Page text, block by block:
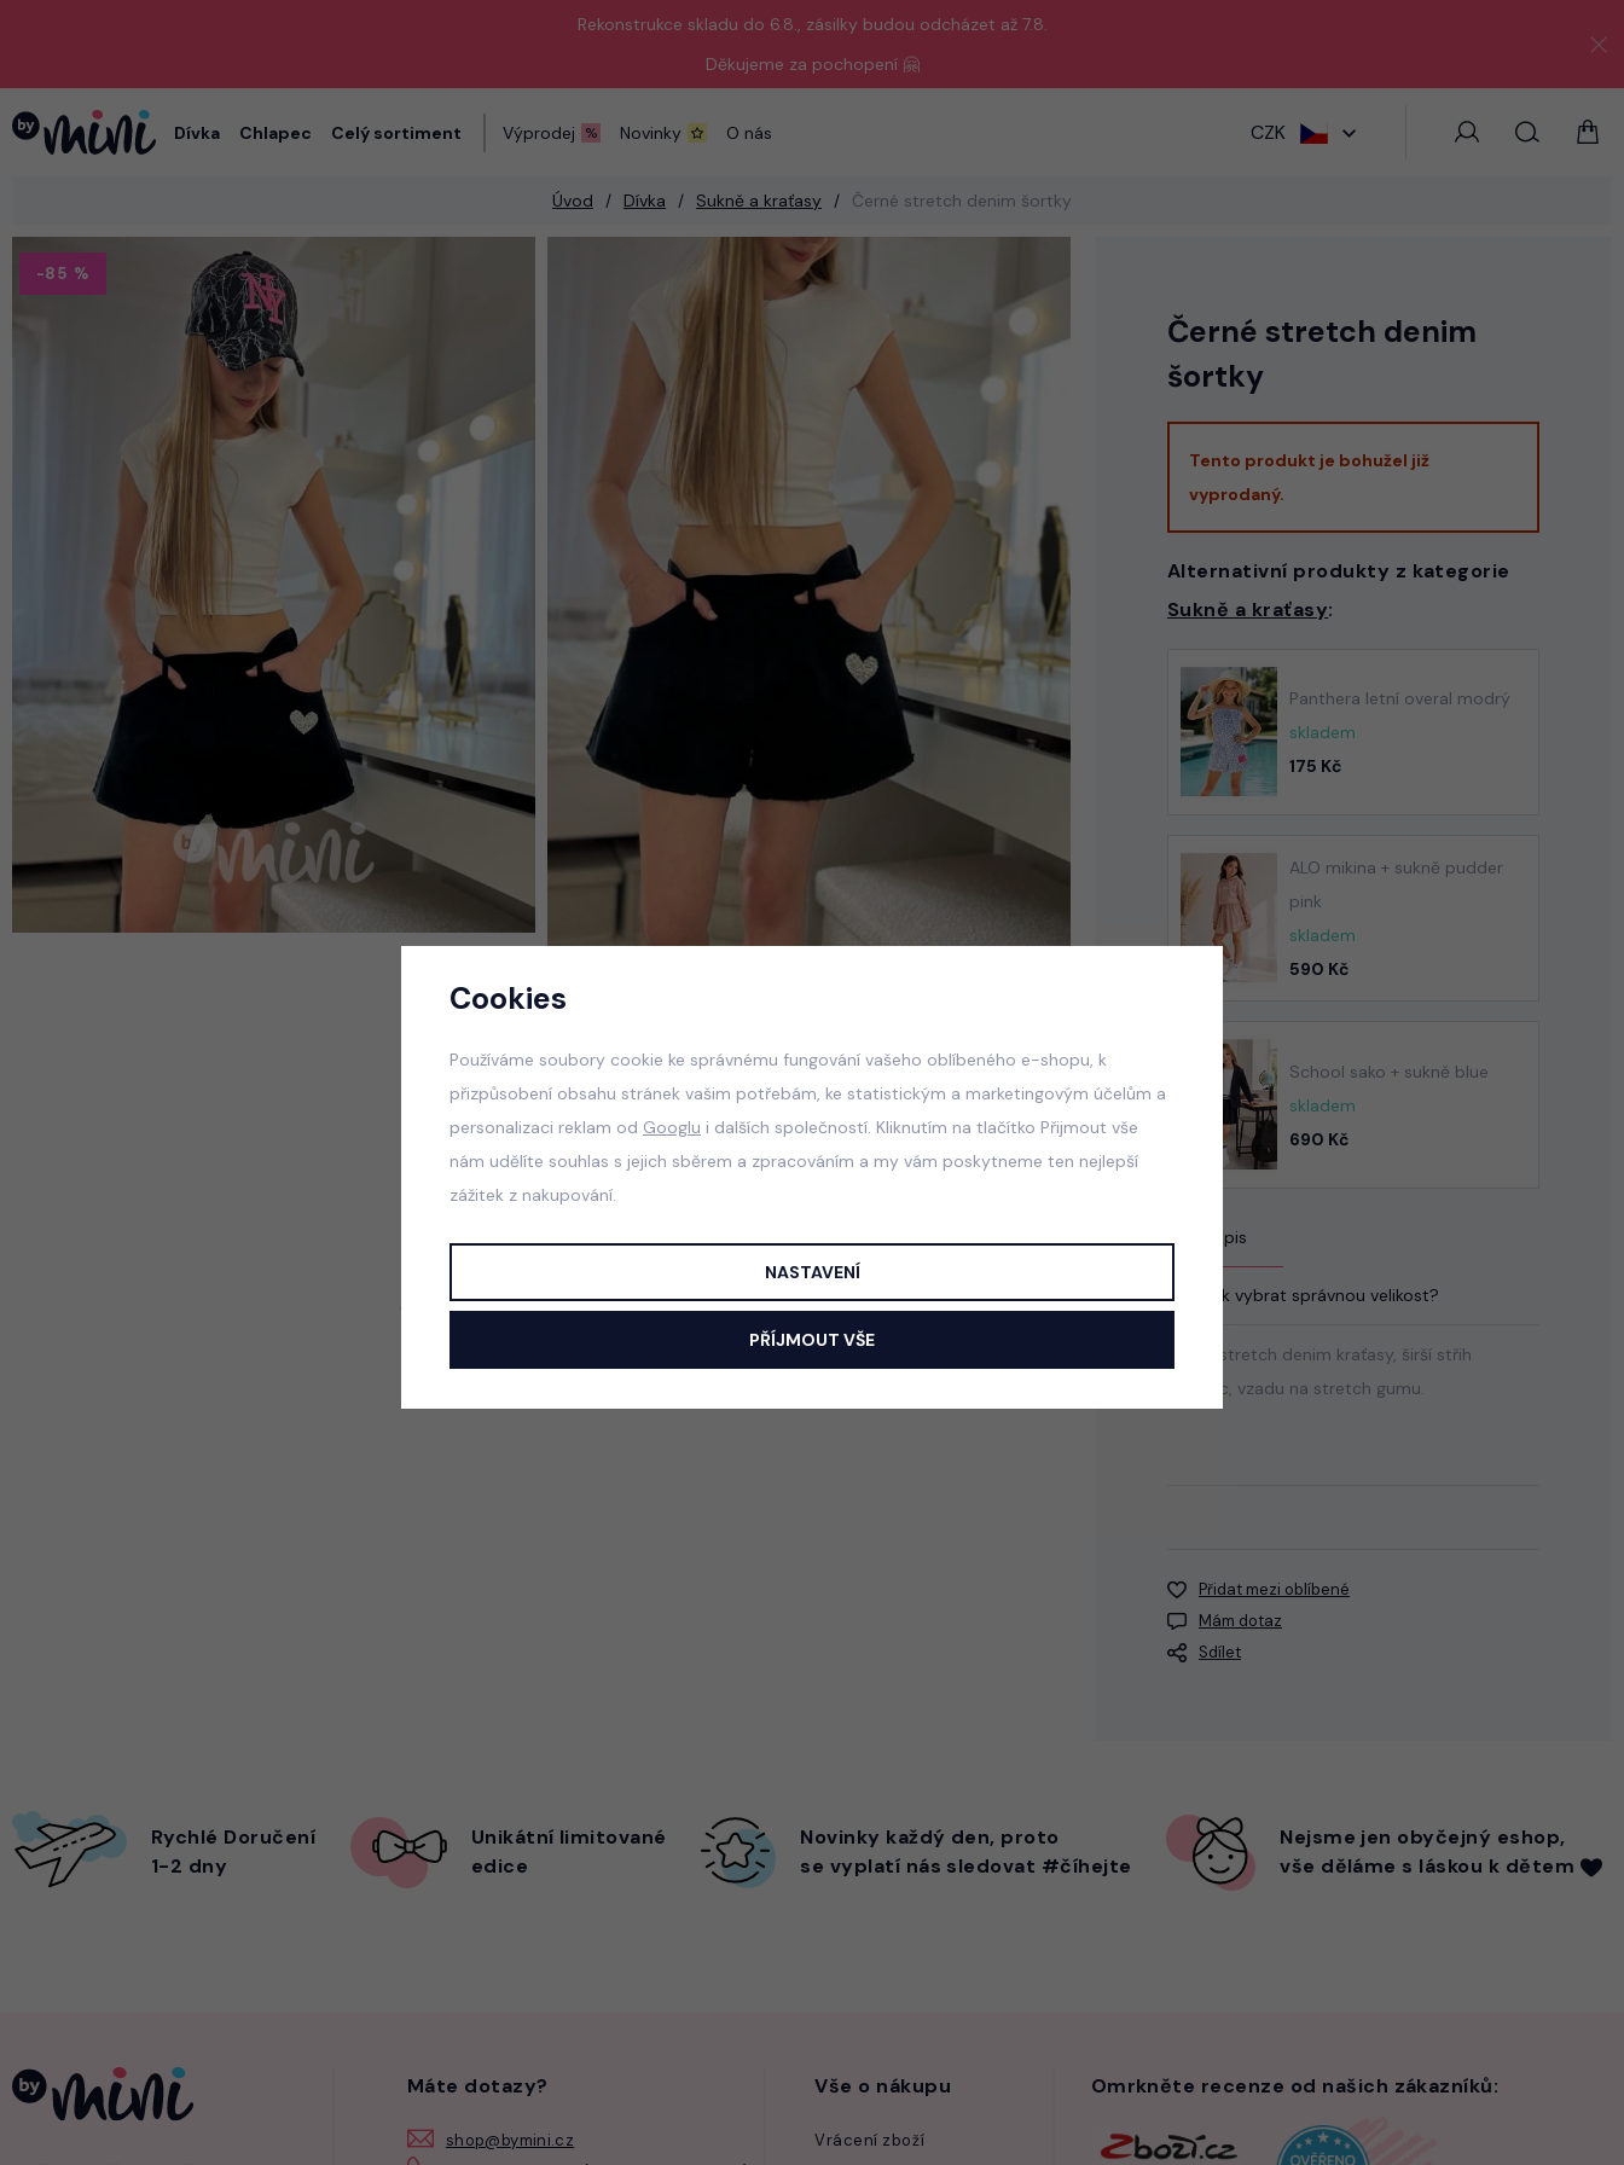
Rekonstrukce skladu do 6.8., zásilky budou odcházet až 7.8.
Děkujeme za pochopení 🤗
Dívka Chlapec Celý sortiment Výprodej Novinky O nás CZK
Úvod Dívka Sukně a kraťasy Černé stretch denim šortky
-85
Černé stretch denim
šortky
Tento produkt je bohužel již
vyprodaný.
Alternativní produkty z kategorie
Sukně a kraťasy:
Panthera letní overal modrý
skladem
175 Kč
ALO mikina + sukně pudder
pink
skladem
590 Kč
School sako + sukně blue
skladem
690 Kč
Popis
Jak vybrat správnou velikost?
Černé stretch denim kraťasy, širší střih
nohavic, vzadu na stretch gumu.
Přidat mezi oblíbené
Mám dotaz
Sdílet
Rychlé Doručení
1-2 dny
Unikátní limitované
edice
Novinky každý den, proto
se vyplatí nás sledovat #číhejte
Nejsme jen obyčejný eshop,
vše děláme s láskou k dětem
Máte dotazy?
shop@bymini.cz
Vše o nákupu
Vrácení zboží
Omrkněte recenze od našich zákazníků:
Cookies
Používáme soubory cookie ke správnému fungování vašeho oblíbeného e-shopu, k
přizpůsobení obsahu stránek vašim potřebám, ke statistickým a marketingovým účelům a
personalizaci reklam od Googlu i dalších společností. Kliknutím na tlačítko Přijmout vše
nám udělíte souhlas s jejich sběrem a zpracováním a my vám poskytneme ten nejlepší
zážitek z nakupování.
NASTAVENÍ
PŘÍJMOUT VŠE